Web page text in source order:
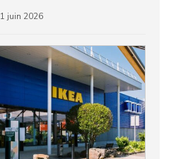
1 juin 2026